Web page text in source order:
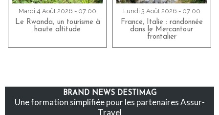
Mardi 4 Août 2026 - 07:00
Le Rwanda, un tourisme à
haute altitude
Lundi 3 Août 2026 - 07:00
France, Italie : randonnée
dans le Mercantour
frontalier
BRAND NEWS DESTIMAG
Une formation simplifiée pour les partenaires Assur-
Travel